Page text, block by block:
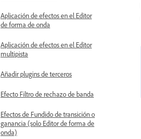
Aplicación de efectos en el Editor
de forma de onda
Aplicación de efectos en el Editor
multipista
Añadir plugins de terceros
Efecto Filtro de rechazo de banda
Efectos de Fundido de transición o
ganancia (solo Editor de forma de
onda)